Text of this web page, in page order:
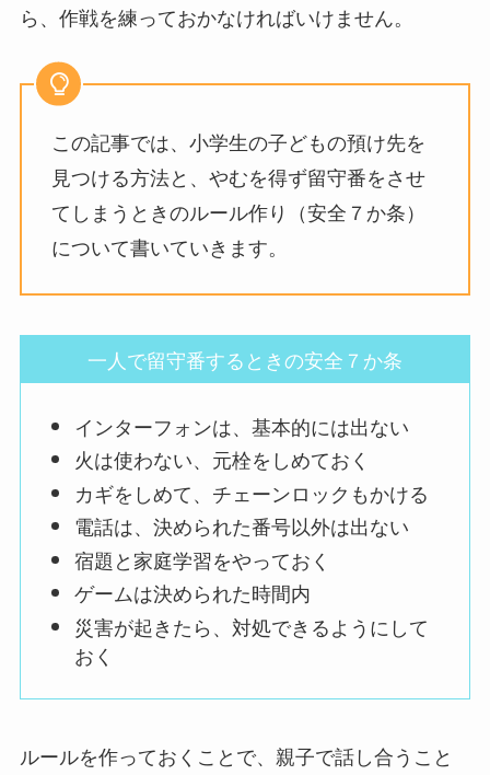
ら、作戦を練っておかなければいけません。
この記事では、小学生の子どもの預け先を
見つける方法と、やむを得ず留守番をさせ
てしまうときのルール作り（安全７か条）
について書いていきます。
一人で留守番するときの安全７か条
インターフォンは、基本的には出ない
火は使わない、元栓をしめておく
カギをしめて、チェーンロックもかける
電話は、決められた番号以外は出ない
宿題と家庭学習をやっておく
ゲームは決められた時間内
災害が起きたら、対処できるようにして
おく
ルールを作っておくことで、親子で話し合うこと